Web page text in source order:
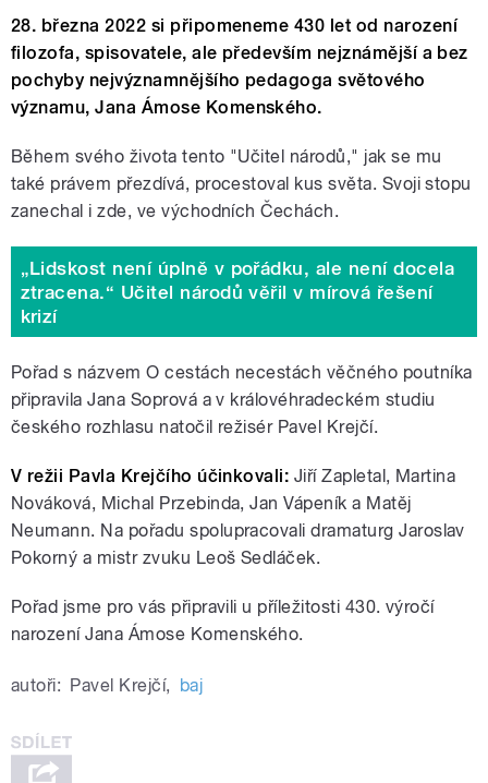
28. března 2022 si připomeneme 430 let od narození
filozofa, spisovatele, ale především nejznámější a bez
pochyby nejvýznamnějšího pedagoga světového
významu, Jana Ámose Komenského.
Během svého života tento "Učitel národů," jak se mu
také právem přezdívá, procestoval kus světa. Svoji stopu
zanechal i zde, ve východních Čechách.
„Lidskost není úplně v pořádku, ale není docela
ztracena.“ Učitel národů věřil v mírová řešení
krizí
Pořad s názvem O cestách necestách věčného poutníka
připravila Jana Soprová a v královéhradeckém studiu
českého rozhlasu natočil režisér Pavel Krejčí.
V režii Pavla Krejčího účinkovali: Jiří Zapletal, Martina
Nováková, Michal Przebinda, Jan Vápeník a Matěj
Neumann. Na pořadu spolupracovali dramaturg Jaroslav
Pokorný a mistr zvuku Leoš Sedláček.
Pořad jsme pro vás připravili u příležitosti 430. výročí
narození Jana Ámose Komenského.
autoři: Pavel Krejčí, baj